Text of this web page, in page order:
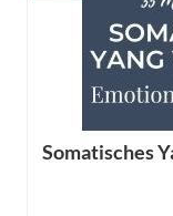
Somatisches